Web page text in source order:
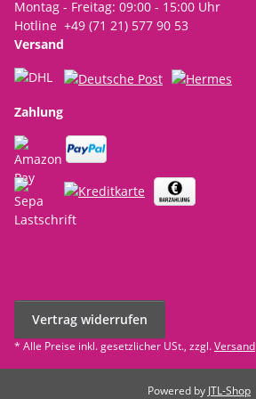
Montag - Freitag: 09:00 - 15:00 Uhr
Hotline +49 (71 21) 577 90 53
Versand
Zahlung
Vertrag widerrufen
* Alle Preise inkl. gesetzlicher USt., zzgl.Versand
Powered by JTL-Shop